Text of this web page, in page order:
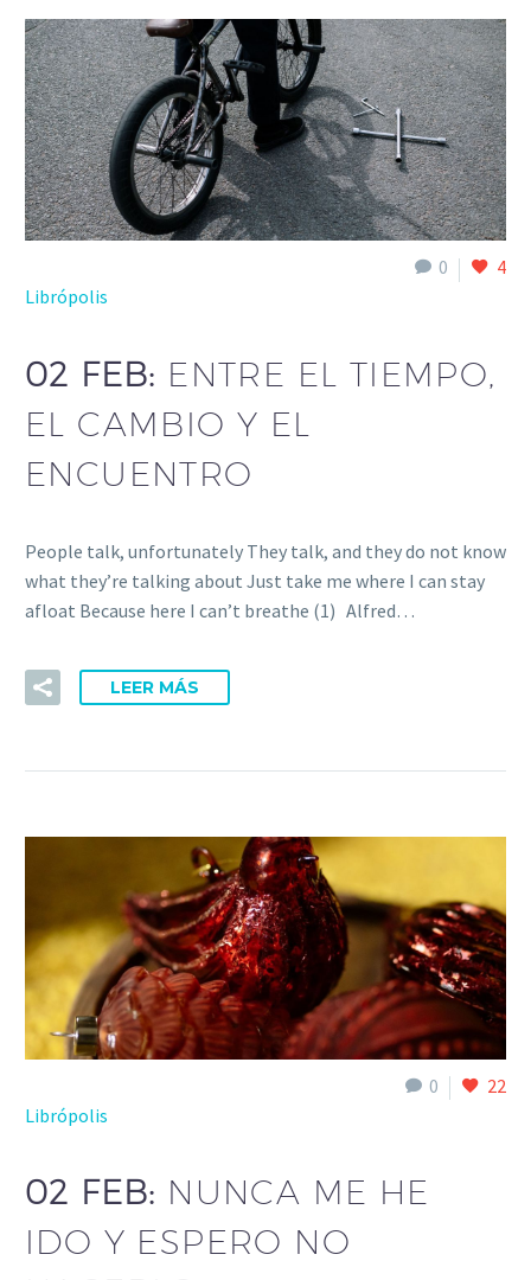
0
4
Librópolis
02 FEB: ENTRE EL TIEMPO,
EL CAMBIO Y EL
ENCUENTRO
People talk, unfortunately They talk, and they do not know
what they’re talking about Just take me where I can stay
afloat Because here I can’t breathe (1) Alfred…
LEER MÁS
0
22
Librópolis
02 FEB: NUNCA ME HE
IDO Y ESPERO NO